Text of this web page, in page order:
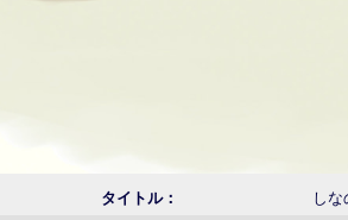
タイトル：
し